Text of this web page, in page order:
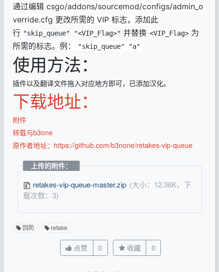
通过编辑 csgo/addons/sourcemod/configs/admin_o
verride.cfg 更改所需的 VIP 标志，添加此
行 "skip_queue" "<VIP_Flag>" 并替换 <VIP_Flag> 为
所需的标志。例：
"skip_queue" "a"
使用方法：
插件以及翻译文件拖入对应地方即可，已添加汉化。
下载地址：
附件
转载与b3one
原作者地址：https://github.com/b3none/retakes-vip-queue
上传的附件：
retakes-vip-queue-master.zip (大小：12.36K，下
载次数：3)
回防 retake
点赞 0 收藏 0